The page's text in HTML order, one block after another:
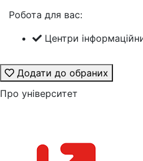
Робота для вас:
Центри
Додати до обраних
Про університет